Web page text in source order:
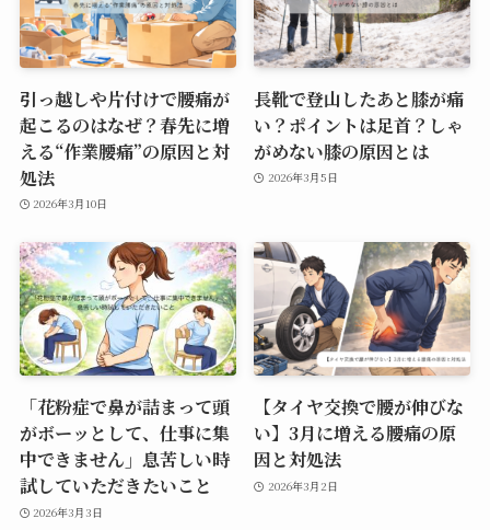
引っ越しや片付けで腰痛が
起こるのはなぜ？春先に増
える“作業腰痛”の原因と対
処法
2026年3月10日
長靴で登山したあと膝が痛
い？ポイントは足首？しゃ
がめない膝の原因とは
2026年3月5日
「花粉症で鼻が詰まって頭
がボーッとして、仕事に集
中できません」息苦しい時
試していただきたいこと
2026年3月3日
【タイヤ交換で腰が伸びな
い】3月に増える腰痛の原
因と対処法
2026年3月2日